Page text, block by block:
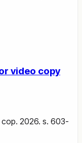
video copy
cop. 2026. s. 603-